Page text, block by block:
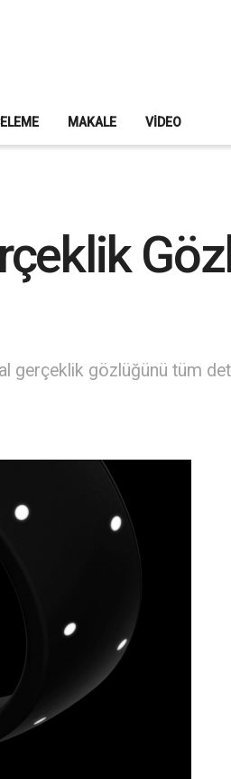
MAKALE VIDEO
gerçeklik gözlüğünü tüm